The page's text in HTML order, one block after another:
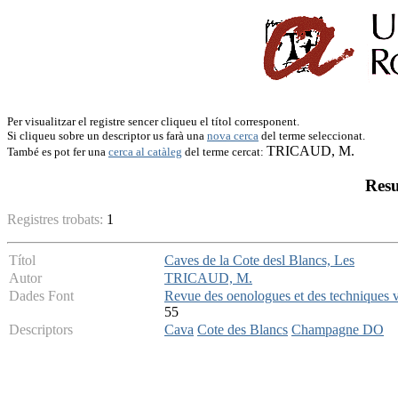
Per visualitzar el registre sencer cliqueu el títol corresponent.
Si cliqueu sobre un descriptor us farà una nova cerca del terme seleccionat.
També es pot fer una cerca al catàleg del terme cercat: TRICAUD, M.
Registres trobats: 1
Títol
Caves de la Cote desl Blancs, Les
Autor
TRICAUD, M.
Dades Font
Revue des oenologues et des
55
Descriptors
Cava Cote des Blancs Champagne DO